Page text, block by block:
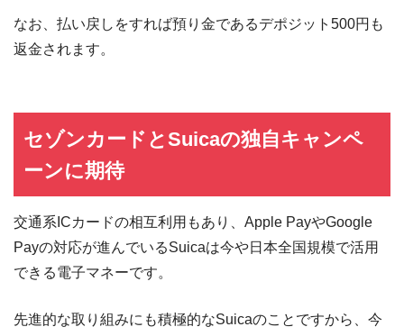
なお、払い戻しをすれば預り金であるデポジット500円も
返金されます。
セゾンカードとSuicaの独自キャンペ
ーンに期待
交通系ICカードの相互利用もあり、Apple PayやGoogle
Payの対応が進んでいるSuicaは今や日本全国規模で活用
できる電子マネーです。
先進的な取り組みにも積極的なSuicaのことですから、今